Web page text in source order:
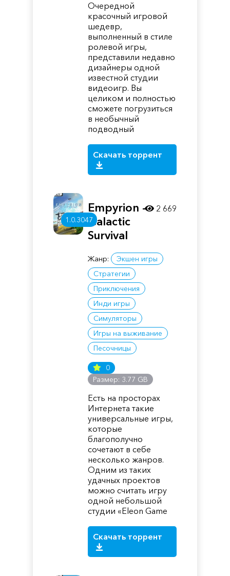
Очередной
красочный игровой
шедевр,
выполненный в стиле
ролевой игры,
представили недавно
дизайнеры одной
известной студии
видеоигр. Вы
целиком и полностью
сможете погрузиться
в необычный
подводный
Скачать торрент
1.0.3047
Empyrion -
Galactic
Survival
Жанр:
Экшен игры
Стратегии
Приключения
Инди игры
Симуляторы
Игры на выживание
Песочницы
0
Размер: 3.77 GB
Есть на просторах
Интернета такие
универсальные игры,
которые
благополучно
сочетают в себе
несколько жанров.
Одним из таких
удачных проектов
можно считать игру
одной небольшой
студии «Eleon Game
Скачать торрент
2 669